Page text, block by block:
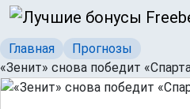
Главная
Прогнозы
«Зенит» снова победит